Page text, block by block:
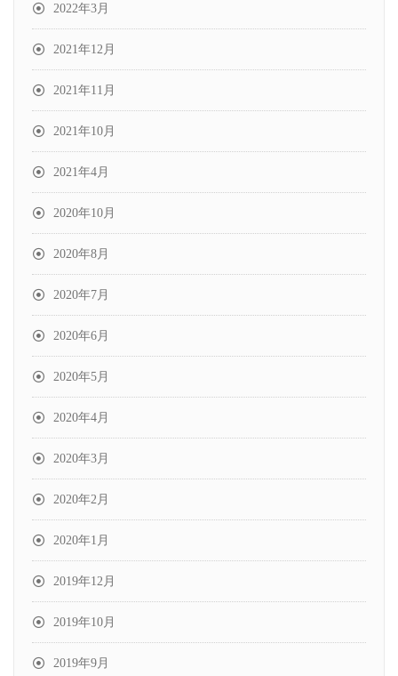
2022年3月
2021年12月
2021年11月
2021年10月
2021年4月
2020年10月
2020年8月
2020年7月
2020年6月
2020年5月
2020年4月
2020年3月
2020年2月
2020年1月
2019年12月
2019年10月
2019年9月